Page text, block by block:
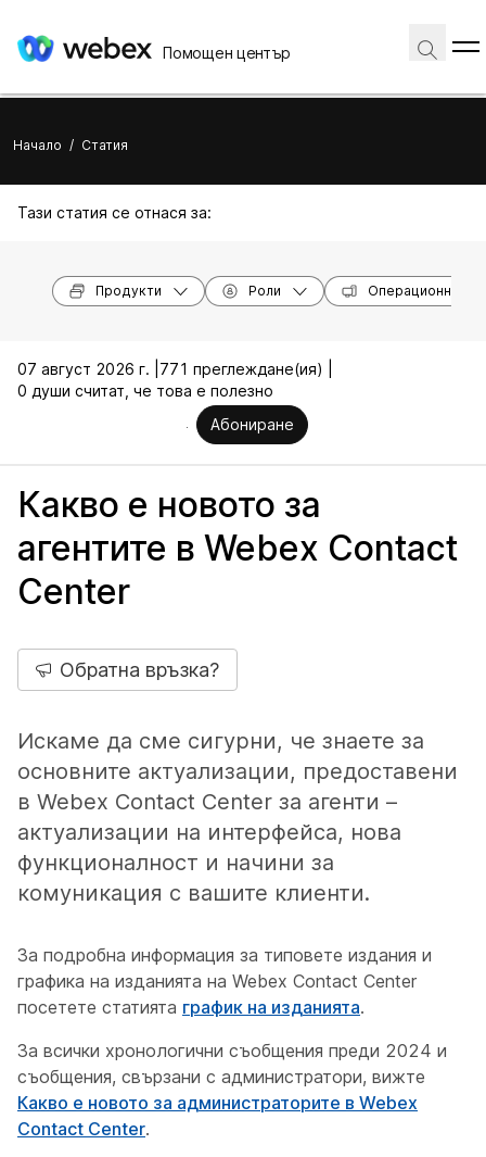
Помощен център
Начало / Статия
Тази статия се отнася за:
Продукти Роли Операционни
07 август 2026 г. | 771 преглеждане(ия) |
0 души считат, че това е полезно
Абониране
Какво е новото за
агентите в Webex Contact
Center
Обратна връзка?
Искаме да сме сигурни, че знаете за
основните актуализации, предоставени
в Webex Contact Center за агенти –
актуализации на интерфейса, нова
функционалност и начини за
комуникация с вашите клиенти.
За подробна информация за типовете издания и
графика на изданията на Webex Contact Center
посетете статията график на изданията.
За всички хронологични съобщения преди 2024 и
съобщения, свързани с администратори, вижте
Какво е новото за администраторите в Webex
Contact Center.